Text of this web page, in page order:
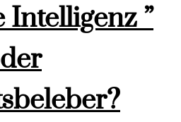
”